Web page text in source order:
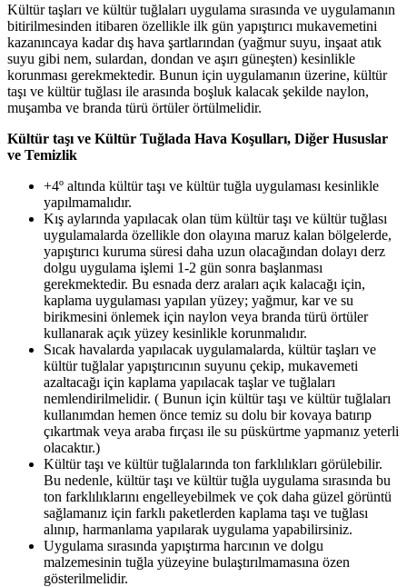
Kültür taşları ve kültür tuğlaları uygulama sırasında ve uygulamanın
bitirilmesinden itibaren özellikle ilk gün yapıştırıcı mukavemetini
kazanıncaya kadar dış hava şartlarından (yağmur suyu, inşaat atık
suyu gibi nem, sulardan, dondan ve aşırı güneşten) kesinlikle
korunması gerekmektedir. Bunun için uygulamanın üzerine, kültür
taşı ve kültür tuğlası ile arasında boşluk kalacak şekilde naylon,
muşamba ve branda türü örtüler örtülmelidir.
Kültür taşı ve Kültür Tuğlada Hava Koşulları, Diğer Hususlar
ve Temizlik
+4º altında kültür taşı ve kültür tuğla uygulaması kesinlikle
yapılmamalıdır.
Kış aylarında yapılacak olan tüm kültür taşı ve kültür tuğlası
uygulamalarda özellikle don olayına maruz kalan bölgelerde,
yapıştırıcı kuruma süresi daha uzun olacağından dolayı derz
dolgu uygulama işlemi 1-2 gün sonra başlanması
gerekmektedir. Bu esnada derz araları açık kalacağı için,
kaplama uygulaması yapılan yüzey; yağmur, kar ve su
birikmesini önlemek için naylon veya branda türü örtüler
kullanarak açık yüzey kesinlikle korunmalıdır.
Sıcak havalarda yapılacak uygulamalarda, kültür taşları ve
kültür tuğlalar yapıştırıcının suyunu çekip, mukavemeti
azaltacağı için kaplama yapılacak taşlar ve tuğlaları
nemlendirilmelidir. ( Bunun için kültür taşı ve kültür tuğlaları
kullanımdan hemen önce temiz su dolu bir kovaya batırıp
çıkartmak veya araba fırçası ile su püskürtme yapmanız yeterli
olacaktır.)
Kültür taşı ve kültür tuğlalarında ton farklılıkları görülebilir.
Bu nedenle, kültür taşı ve kültür tuğla uygulama sırasında bu
ton farklılıklarını engelleyebilmek ve çok daha güzel görüntü
sağlamanız için farklı paketlerden kaplama taşı ve tuğlası
alınıp, harmanlama yapılarak uygulama yapabilirsiniz.
Uygulama sırasında yapıştırma harcının ve dolgu
malzemesinin tuğla yüzeyine bulaştırılmamasına özen
gösterilmelidir.